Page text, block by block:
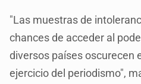
"Las muestras de
chances de acceder al
diversos países oscurecen
ejercicio del periodismo",